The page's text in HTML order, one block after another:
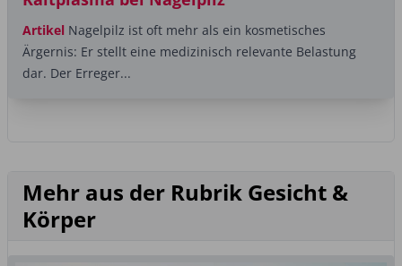
Artikel Nagelpilz ist oft mehr als ein kosmetisches
Ärgernis: Er stellt eine medizinisch relevante Belastung
dar. Der Erreger...
Mehr aus der Rubrik Gesicht &
Körper